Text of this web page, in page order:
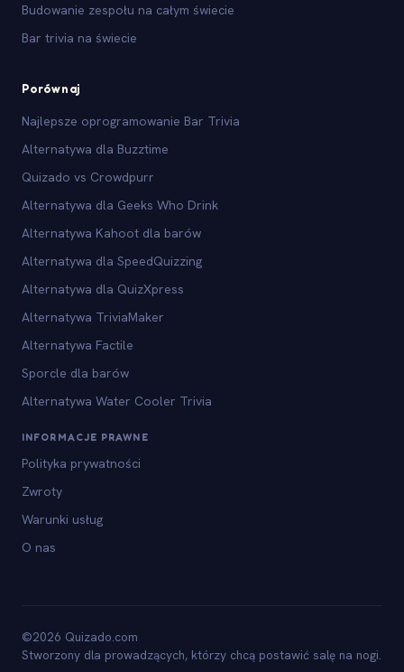
Budowanie zespołu na całym świecie
Bar trivia na świecie
Porównaj
Najlepsze oprogramowanie Bar Trivia
Alternatywa dla Buzztime
Quizado vs Crowdpurr
Alternatywa dla Geeks Who Drink
Alternatywa Kahoot dla barów
Alternatywa dla SpeedQuizzing
Alternatywa dla QuizXpress
Alternatywa TriviaMaker
Alternatywa Factile
Sporcle dla barów
Alternatywa Water Cooler Trivia
INFORMACJE PRAWNE
Polityka prywatności
Zwroty
Warunki usług
O nas
©2026 Quizado.com
Stworzony dla prowadzących, którzy chcą postawić salę na nogi.